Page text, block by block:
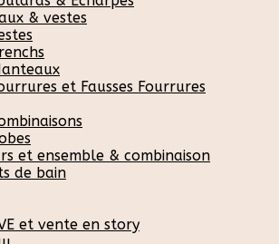
& vestes
et Fausses Fourrures
et ensemble & combinaison
de bain
et vente en story